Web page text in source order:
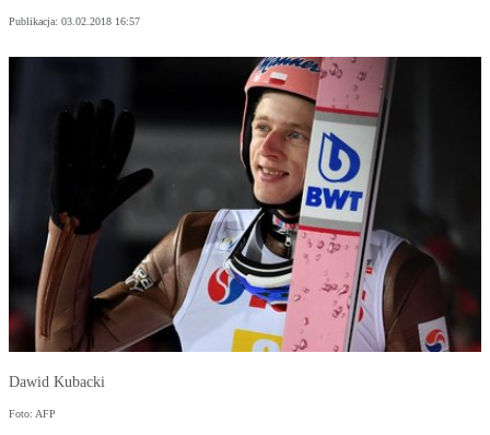
Publikacja: 03.02.2018 16:57
Dawid Kubacki
Foto: AFP